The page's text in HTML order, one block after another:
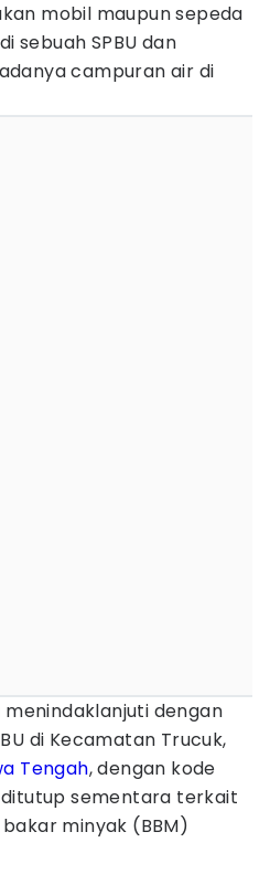
mobil maupun sepeda
sebuah SPBU dan
campuran air di
dengan
di Kecamatan Trucuk,
Tengah, dengan kode
ditutup sementara terkait
minyak (BBM)